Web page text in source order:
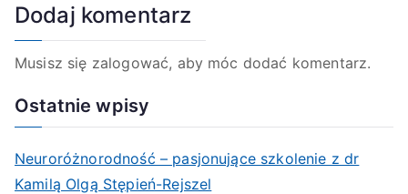
Dodaj komentarz
Musisz się zalogować, aby móc dodać komentarz.
Ostatnie wpisy
Neuroróżnorodność – pasjonujące szkolenie z dr
Kamilą Olgą Stępień-Rejszel